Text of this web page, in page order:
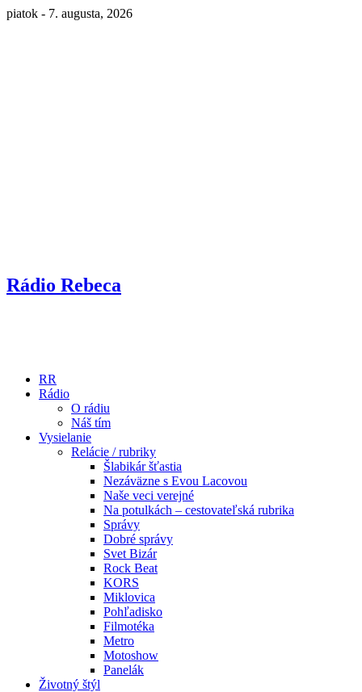
piatok - 7. augusta, 2026
Rádio Rebeca
RR
Rádio
O rádiu
Náš tím
Vysielanie
Relácie / rubriky
Šlabikár šťastia
Nezáväzne s Evou Lacovou
Naše veci verejné
Na potulkách – cestovateľská rubrika
Správy
Dobré správy
Svet Bizár
Rock Beat
KORS
Miklovica
Pohľadisko
Filmotéka
Metro
Motoshow
Panelák
Životný štýl